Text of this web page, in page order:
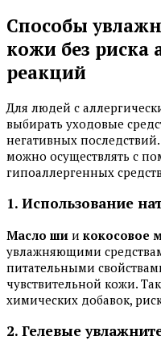
Способы
кожи без риска
реакций
Для людей с
выбирать уходовые
негативных
можно осуществлять с
гипоаллергенных
1. Использование
Масло ши и кокосовое
увлажняющими
питательными
чувствительной кожи.
химических добавок,
2. Гелевые